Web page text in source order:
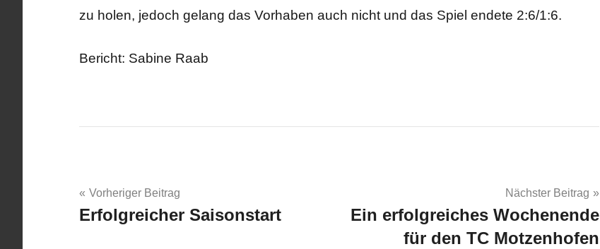
zu holen, jedoch gelang das Vorhaben auch nicht und das Spiel endete 2:6/1:6.
Bericht: Sabine Raab
Beitragsnavigation
Vorheriger Beitrag
Erfolgreicher Saisonstart
Nächster Beitrag
Ein erfolgreiches Wochenende
für den TC Motzenhofen